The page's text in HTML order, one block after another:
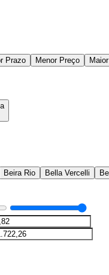
Prazo Menor Preço
Beira Rio Bella Vercelli